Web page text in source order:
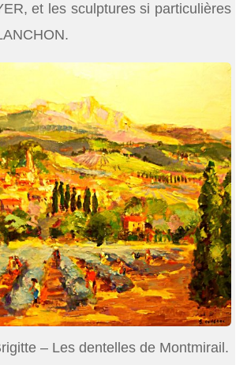
et les sculptures si particulières
– Les dentelles de Montmirail.